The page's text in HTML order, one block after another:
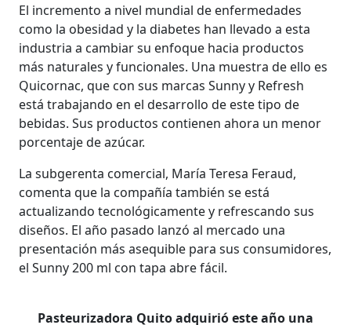
El incremento a nivel mundial de enfermedades
como la obesidad y la diabetes han llevado a esta
industria a cambiar su enfoque hacia productos
más naturales y funcionales. Una muestra de ello es
Quicornac, que con sus marcas Sunny y Refresh
está trabajando en el desarrollo de este tipo de
bebidas. Sus productos contienen ahora un menor
porcentaje de azúcar.
La subgerenta comercial, María Teresa Feraud,
comenta que la compañía también se está
actualizando tecnológicamente y refrescando sus
diseños. El año pasado lanzó al mercado una
presentación más asequible para sus consumidores,
el Sunny 200 ml con tapa abre fácil.
Pasteurizadora Quito adquirió este año una